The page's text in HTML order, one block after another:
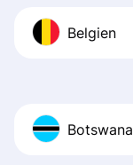
Belgien
Botswana